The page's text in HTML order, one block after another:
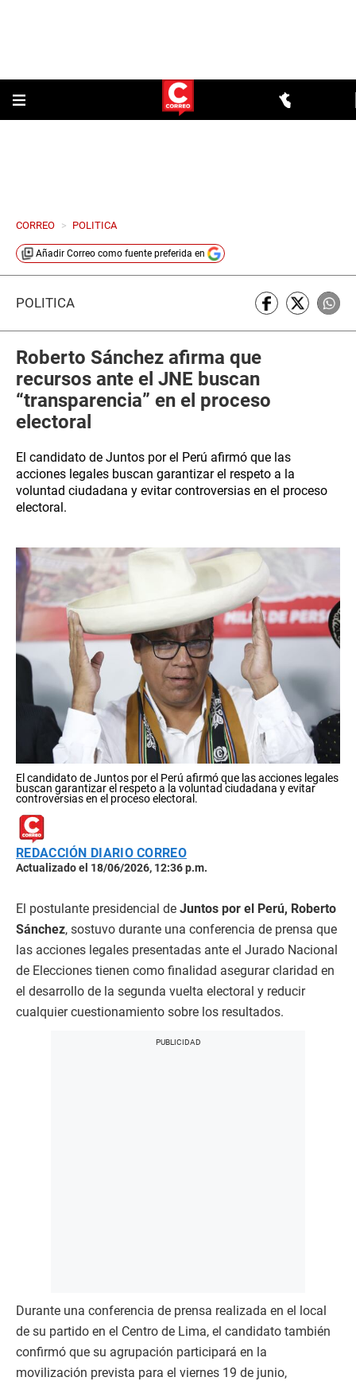
CORREO > POLITICA
Añadir Correo como fuente preferida en
POLÍTICA
Roberto Sánchez afirma que
recursos ante el JNE buscan
“transparencia” en el proceso
electoral
El candidato de Juntos por el Perú afirmó que las
acciones legales buscan garantizar el respeto a la
voluntad ciudadana y evitar controversias en el proceso
electoral.
El candidato de Juntos por el Perú afirmó que las acciones legales
buscan garantizar el respeto a la voluntad ciudadana y evitar
controversias en el proceso electoral.
REDACCIÓN DIARIO CORREO
Actualizado el 18/06/2026, 12:36 p.m.
El postulante presidencial de Juntos por el Perú, Roberto
Sánchez, sostuvo durante una conferencia de prensa que
las acciones legales presentadas ante el Jurado Nacional
de Elecciones tienen como finalidad asegurar claridad en
el desarrollo de la segunda vuelta electoral y reducir
cualquier cuestionamiento sobre los resultados.
Durante una conferencia de prensa realizada en el local
de su partido en el Centro de Lima, el candidato también
confirmó que su agrupación participará en la
movilización prevista para el viernes 19 de junio,